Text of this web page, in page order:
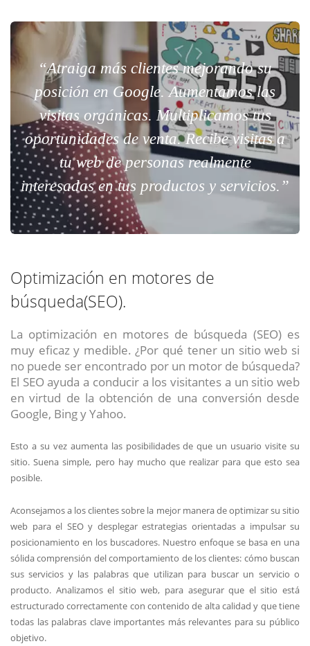
“Atraiga más clientes mejorando su
posición en Google. Aumentamos las
visitas orgánicas. Multiplicamos tus
oportunidades de venta. Recibe visitas a
tu web de personas realmente
interesadas en tus productos y servicios.”
Optimización en motores de
búsqueda(SEO).
La optimización en motores de búsqueda (SEO) es
muy eficaz y medible. ¿Por qué tener un sitio web si
no puede ser encontrado por un motor de búsqueda?
El SEO ayuda a conducir a los visitantes a un sitio web
en virtud de la obtención de una conversión desde
Google, Bing y Yahoo.
Esto a su vez aumenta las posibilidades de que un usuario visite su
sitio. Suena simple, pero hay mucho que realizar para que esto sea
posible.
Aconsejamos a los clientes sobre la mejor manera de optimizar su sitio
web para el SEO y desplegar estrategias orientadas a impulsar su
posicionamiento en los buscadores. Nuestro enfoque se basa en una
sólida comprensión del comportamiento de los clientes: cómo buscan
sus servicios y las palabras que utilizan para buscar un servicio o
producto. Analizamos el sitio web, para asegurar que el sitio está
estructurado correctamente con contenido de alta calidad y que tiene
todas las palabras clave importantes más relevantes para su público
objetivo.